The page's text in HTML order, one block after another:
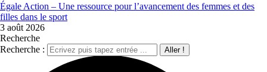
Égale Action – Une ressource pour l’avancement des femmes et des
filles dans le sport
3 août 2026
Recherche
Recherche :